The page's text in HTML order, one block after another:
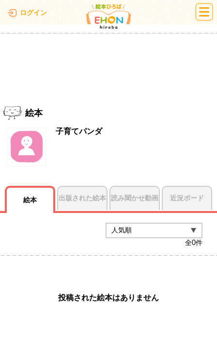
ログイン 絵本ひろば
絵本
子育てパンダ
絵本 出版された絵本 読み聞かせ動画 近況ボード
全0件
投稿された絵本はありません